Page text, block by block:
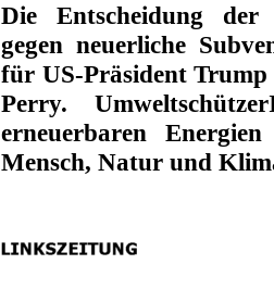
Die Entscheidung der
gegen neuerliche
für US-Präsident
Perry.
erneuerbaren
Mensch, Natur und